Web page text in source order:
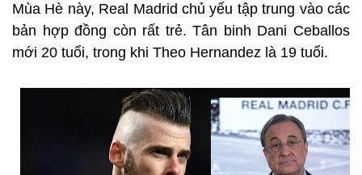
Mùa Hè này, Real Madrid chủ yếu tập trung vào các
bản hợp đồng còn rất trẻ. Tân binh Dani Ceballos
mới 20 tuổi, trong khi Theo Hernandez là 19 tuổi.